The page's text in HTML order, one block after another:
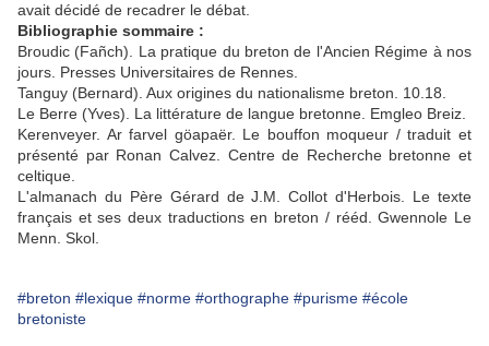
avait décidé de recadrer le débat.
Bibliographie sommaire :
Broudic (Fañch). La pratique du breton de l'Ancien Régime à nos
jours. Presses Universitaires de Rennes.
Tanguy (Bernard). Aux origines du nationalisme breton. 10.18.
Le Berre (Yves). La littérature de langue bretonne. Emgleo Breiz.
Kerenveyer. Ar farvel göapaër. Le bouffon moqueur / traduit et
présenté par Ronan Calvez. Centre de Recherche bretonne et
celtique.
L'almanach du Père Gérard de J.M. Collot d'Herbois. Le texte
français et ses deux traductions en breton / rééd. Gwennole Le
Menn. Skol.
#breton #lexique #norme #orthographe #purisme #école
bretoniste